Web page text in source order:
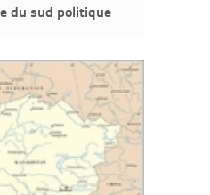
du sud politique